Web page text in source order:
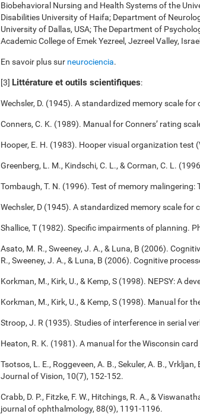
Biobehavioral Nursing and Health Systems of the
Disabilities University of Haifa; Department of
University of Dallas, USA; The Department of
Academic College of Emek Yezreel, Jezreel Valley,
En savoir plus sur neurociencia.
[3] Littérature et outils scientifiques:
Wechsler, D. (1945). A standardized memory scale
Conners, C. K. (1989). Manual for Conners’ rating
Hooper, E. H. (1983). Hooper visual organization test
Greenberg, L. M., Kindschi, C. L., & Corman, C. L.
Tombaugh, T. N. (1996). Test of memory
Wechsler, D (1945). A standardized memory scale
Shallice, T (1982). Specific impairments of planning.
Asato, M. R., Sweeney, J. A., & Luna, B (2006).
R., Sweeney, J. A., & Luna, B (2006). Cognitive
Korkman, M., Kirk, U., & Kemp, S (1998). NEPSY: A
Korkman, M., Kirk, U., & Kemp, S (1998). Manual for
Stroop, J. R (1935). Studies of interference in serial
Heaton, R. K. (1981). A manual for the Wisconsin
Tsotsos, L. E., Roggeveen, A. B., Sekuler, A. B.,
Journal of Vision, 10(7), 152-152.
Crabb, D. P., Fitzke, F. W., Hitchings, R. A., &
journal of ophthalmology, 88(9), 1191-1196.